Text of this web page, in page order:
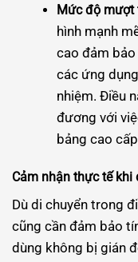
Mức độ mượt
hình mạnh
cao đảm
các ứng
nhiệm. Điều
đương với
bảng cao
Cảm nhận thực tế
Dù di chuyển trong
cũng cần đảm bảo
dùng không bị gián